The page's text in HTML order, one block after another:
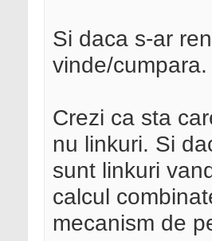
Si daca s-ar
vinde/cumpara.
Crezi ca sta
nu linkuri. Si
sunt linkuri
calcul
mecanism de